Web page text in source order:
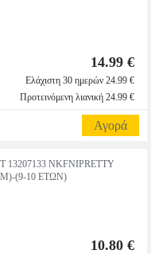
14.99 €
Ελάχιστη 30 ημερών 24.99 €
Προτεινόμενη λιανική 24.99 €
Αγορά
NKFNIPRETTY
(9-10 ΕΤΩΝ)
10.80 €